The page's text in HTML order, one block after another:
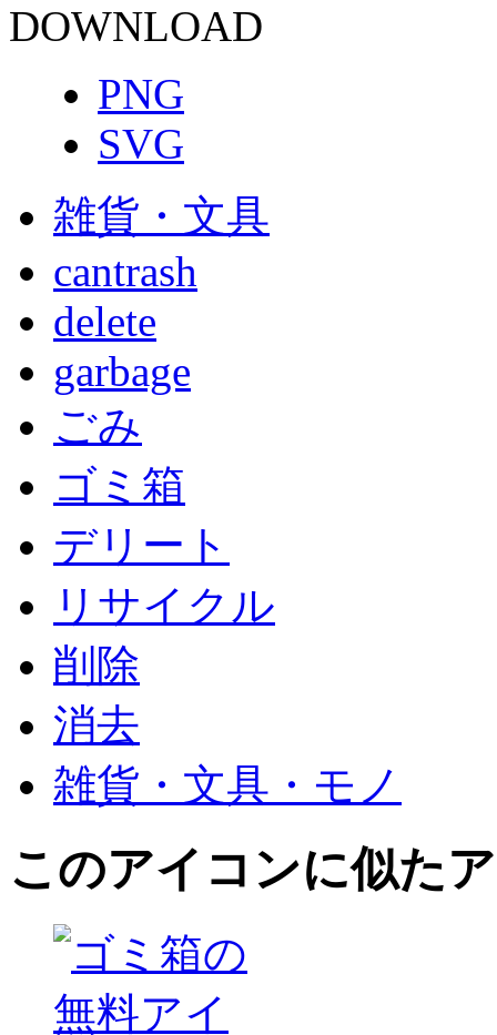
DOWNLOAD
PNG
SVG
雑貨・文具
cantrash
delete
garbage
ごみ
ゴミ箱
デリート
リサイクル
削除
消去
雑貨・文具・モノ
このアイコンに似た